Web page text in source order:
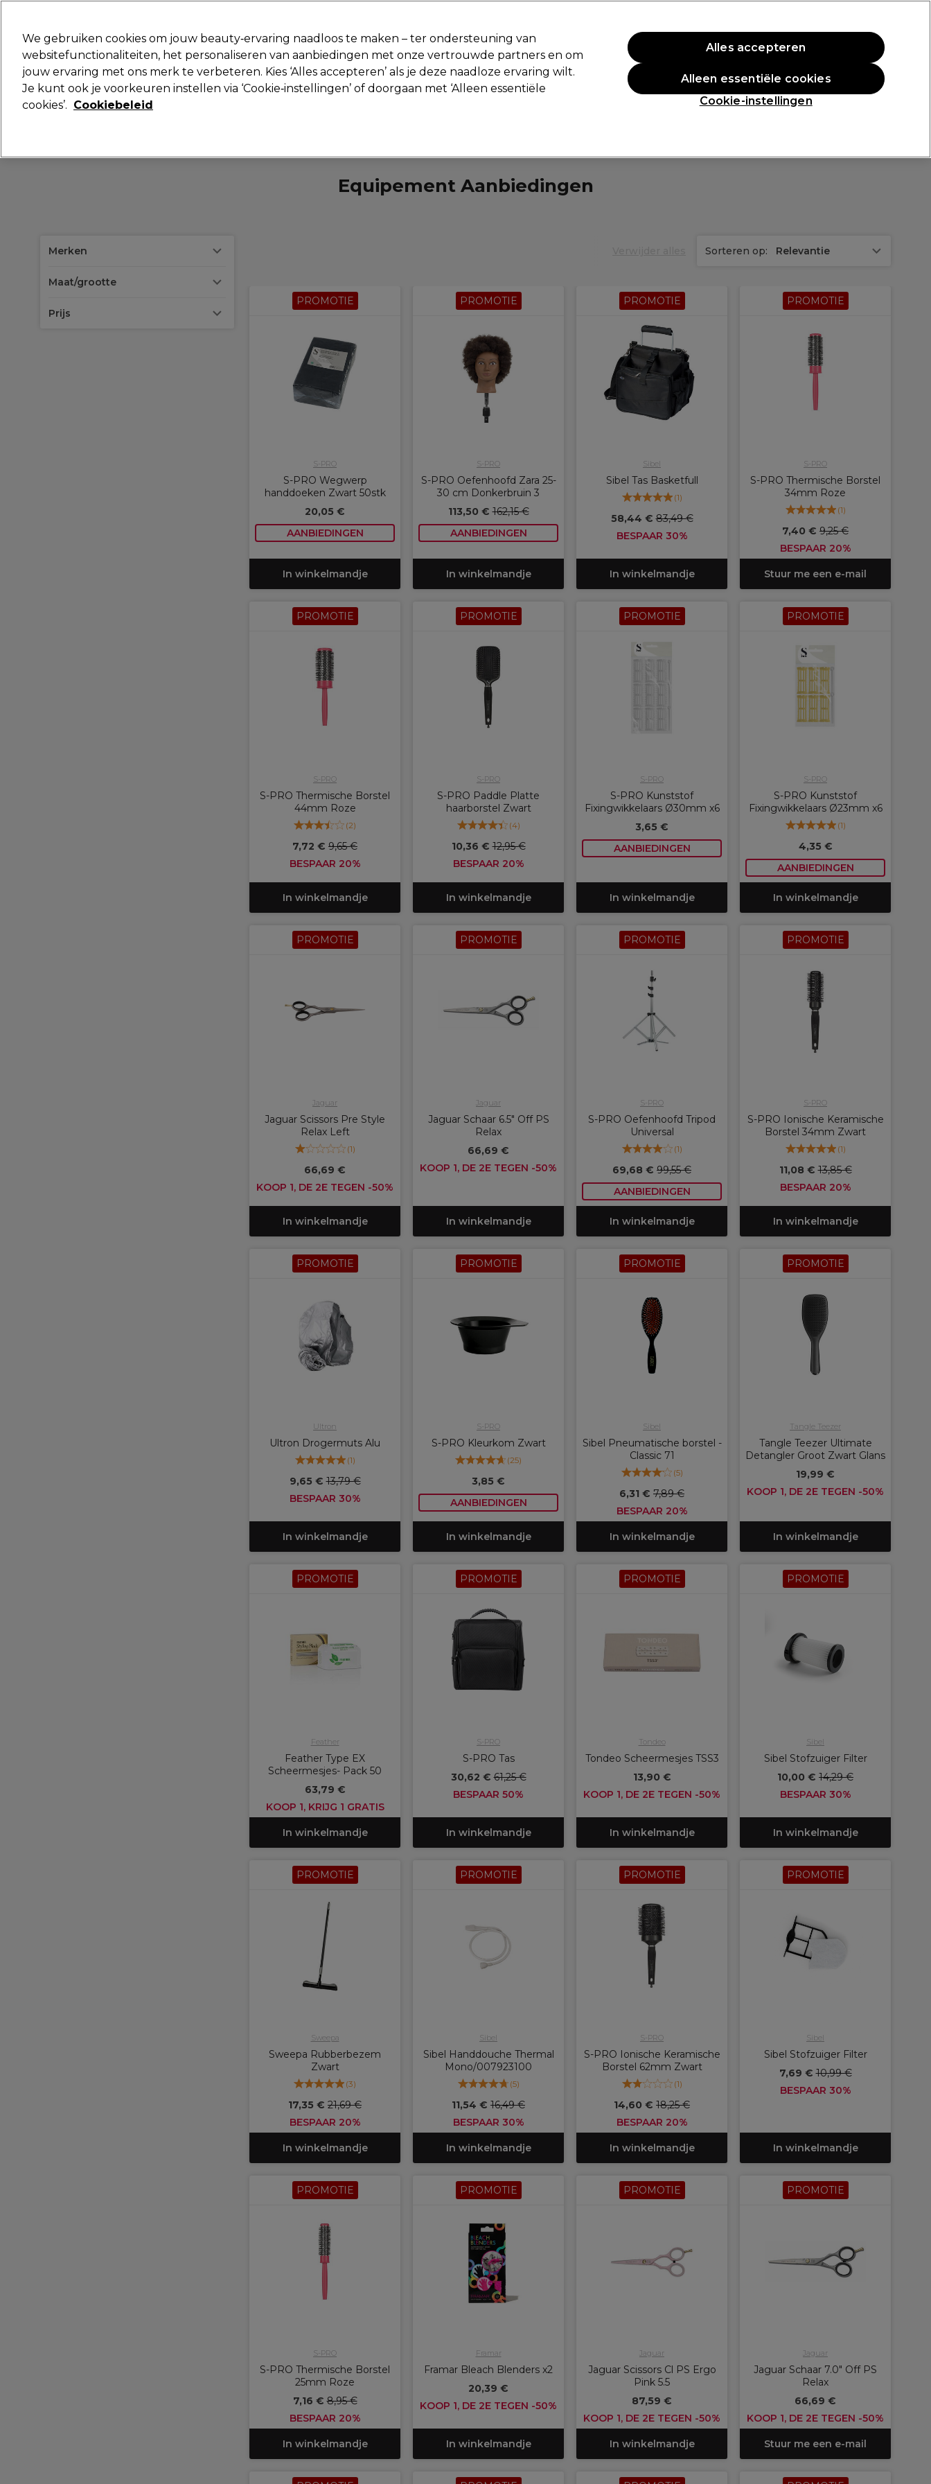
Aanmelden
Merken Deals Haar Elektra Beauty Salon interieur Mannen Vegan Nieuwe producten Professionele Awards
Volgende dag geleverd*
Equipement Aanbiedingen
Merken
Maat/grootte
Prijs
Sorteren op: Relevantie
PROMOTIE
S-PRO
S-PRO Wegwerp
handdoeken Zwart 50stk
20,05 €
AANBIEDINGEN
In winkelmandje
PROMOTIE
S-PRO
S-PRO Oefenhoofd Zara 25-
30 cm Donkerbruin 3
113,50 €162,15 €
AANBIEDINGEN
In winkelmandje
PROMOTIE
Sibel
Sibel Tas Basketfull
(1)
58,44 €83,49 €
BESPAAR 30%
In winkelmandje
PROMOTIE
S-PRO
S-PRO Thermische Borstel
34mm Roze
(1)
7,40 € 9,25 €
BESPAAR 20%
Stuur me een e-mail
PROMOTIE
S-PRO
S-PRO Thermische Borstel
44mm Roze
(2)
7,72 € 9,65 €
BESPAAR 20%
In winkelmandje
PROMOTIE
S-PRO
S-PRO Paddle Platte
haarborstel Zwart
(4)
10,36 €12,95 €
BESPAAR 20%
In winkelmandje
PROMOTIE
S-PRO
S-PRO Kunststof
Fixingwikkelaars Ø30mm x6
3,65 €
AANBIEDINGEN
In winkelmandje
PROMOTIE
S-PRO
S-PRO Kunststof
Fixingwikkelaars Ø23mm x6
(1)
4,35 €
AANBIEDINGEN
In winkelmandje
PROMOTIE
Jaguar
Jaguar Scissors Pre Style
Relax Left
(1)
66,69 €
KOOP 1, DE 2E TEGEN -50%
In winkelmandje
PROMOTIE
Jaguar
Jaguar Schaar 6.5" Off PS
Relax
66,69 €
KOOP 1, DE 2E TEGEN -50%
In winkelmandje
PROMOTIE
S-PRO
S-PRO Oefenhoofd Tripod
Universal
(1)
69,68 € 99,55 €
AANBIEDINGEN
In winkelmandje
PROMOTIE
S-PRO
S-PRO Ionische Keramische
Borstel 34mm Zwart
(1)
11,08 €13,85 €
BESPAAR 20%
In winkelmandje
PROMOTIE
Ultron
Ultron Drogermuts Alu
(1)
9,65 €13,79 €
BESPAAR 30%
In winkelmandje
PROMOTIE
S-PRO
S-PRO Kleurkom Zwart
(25)
3,85 €
AANBIEDINGEN
In winkelmandje
PROMOTIE
Sibel
Sibel Pneumatische borstel -
Classic 71
(5)
6,31 € 7,89 €
BESPAAR 20%
In winkelmandje
PROMOTIE
Tangle Teezer
Tangle Teezer Ultimate
Detangler Groot Zwart Glans
19,99 €
KOOP 1, DE 2E TEGEN -50%
In winkelmandje
PROMOTIE
Feather
Feather Type EX
Scheermesjes- Pack 50
63,79 €
KOOP 1, KRIJG 1 GRATIS
In winkelmandje
PROMOTIE
S-PRO
S-PRO Tas
30,62 €61,25 €
BESPAAR 50%
In winkelmandje
PROMOTIE
Tondeo
Tondeo Scheermesjes TSS3
13,90 €
KOOP 1, DE 2E TEGEN -50%
In winkelmandje
PROMOTIE
Sibel
Sibel Stofzuiger Filter
10,00 € 14,29 €
BESPAAR 30%
In winkelmandje
PROMOTIE
Sweepa
Sweepa Rubberbezem
Zwart
(3)
17,35 € 21,69 €
BESPAAR 20%
In winkelmandje
PROMOTIE
Sibel
Sibel Handdouche Thermal
Mono/007923100
(5)
11,54 € 16,49 €
BESPAAR 30%
In winkelmandje
PROMOTIE
S-PRO
S-PRO Ionische Keramische
Borstel 62mm Zwart
(1)
14,60 € 18,25 €
BESPAAR 20%
In winkelmandje
PROMOTIE
Sibel
Sibel Stofzuiger Filter
7,69 €10,99 €
BESPAAR 30%
In winkelmandje
PROMOTIE
S-PRO
S-PRO Thermische Borstel
25mm Roze
7,16 €8,95 €
BESPAAR 20%
In winkelmandje
PROMOTIE
Framar
Framar Bleach Blenders x2
20,39 €
KOOP 1, DE 2E TEGEN -50%
In winkelmandje
PROMOTIE
Jaguar
Jaguar Scissors Cl PS Ergo
Pink 5.5
87,59 €
KOOP 1, DE 2E TEGEN -50%
In winkelmandje
PROMOTIE
Jaguar
Jaguar Schaar 7.0" Off PS
Relax
66,69 €
KOOP 1, DE 2E TEGEN -50%
Stuur me een e-mail
We gebruiken cookies om jouw beauty‑ervaring naadloos te maken – ter ondersteuning van
websitefunctionaliteiten, het personaliseren van aanbiedingen met onze vertrouwde partners en om
jouw ervaring met ons merk te verbeteren. Kies ‘Alles accepteren’ als je deze naadloze ervaring wilt.
Je kunt ook je voorkeuren instellen via ‘Cookie‑instellingen’ of doorgaan met ‘Alleen essentiële
cookies’. Cookiebeleid Cookie-instellingen
Alleen essentiële cookies
Alles accepteren